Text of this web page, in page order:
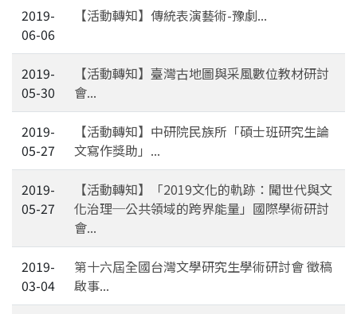
2019-
06-06
【活動轉知】傳統表演藝術-豫劇...
2019-
05-30
【活動轉知】臺灣古地圖與采風數位教材研討
會...
2019-
05-27
【活動轉知】中研院民族所「碩士班研究生論
文寫作獎助」...
2019-
05-27
【活動轉知】「2019文化的軌跡：闖世代與文
化治理─公共領域的跨界能量」國際學術研討
會...
2019-
03-04
第十六屆全國台灣文學研究生學術研討會 徵稿
啟事...